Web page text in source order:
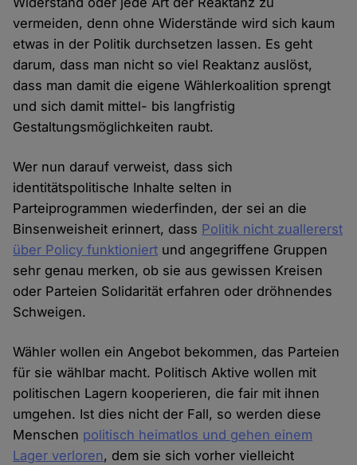
vermeiden, denn ohne Widerstände wird sich kaum
etwas in der Politik durchsetzen lassen. Es geht
darum, dass man nicht so viel Reaktanz auslöst,
dass man damit die eigene Wählerkoalition sprengt
und sich damit mittel- bis langfristig
Gestaltungsmöglichkeiten raubt.
Wer nun darauf verweist, dass sich
identitätspolitische Inhalte selten in
Parteiprogrammen wiederfinden, der sei an die
Binsenweisheit erinnert, dass Politik nicht zuallererst
über Policy funktioniert und angegriffene Gruppen
sehr genau merken, ob sie aus gewissen Kreisen
oder Parteien Solidarität erfahren oder dröhnendes
Schweigen.
Wähler wollen ein Angebot bekommen, das Parteien
für sie wählbar macht. Politisch Aktive wollen mit
politischen Lagern kooperieren, die fair mit ihnen
umgehen. Ist dies nicht der Fall, so werden diese
Menschen politisch heimatlos und gehen einem
Lager verloren, dem sie sich vorher vielleicht